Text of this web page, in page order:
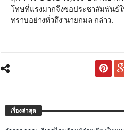
โทษที่แรงมากจึงขอประชาสัมพันธ์
ทราบอย่างทั่วถึง”นายกมล กล่าว.
เรื่องล่าสุด